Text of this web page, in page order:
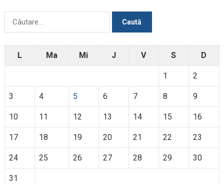
Caută
L Ma Mi J V S D
1 2
3 4 5 6 7 8 9
10 11 12 13 14 15 16
17 18 19 20 21 22 23
24 25 26 27 28 29 30
31